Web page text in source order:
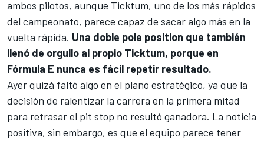
ambos pilotos, aunque Ticktum, uno de los más rápidos
del campeonato, parece capaz de sacar algo más en la
vuelta rápida. Una doble pole position que también
llenó de orgullo al propio Ticktum, porque en
Fórmula E nunca es fácil repetir resultado.
Ayer quizá faltó algo en el plano estratégico, ya que la
decisión de ralentizar la carrera en la primera mitad
para retrasar el pit stop no resultó ganadora. La noticia
positiva, sin embargo, es que el equipo parece tener